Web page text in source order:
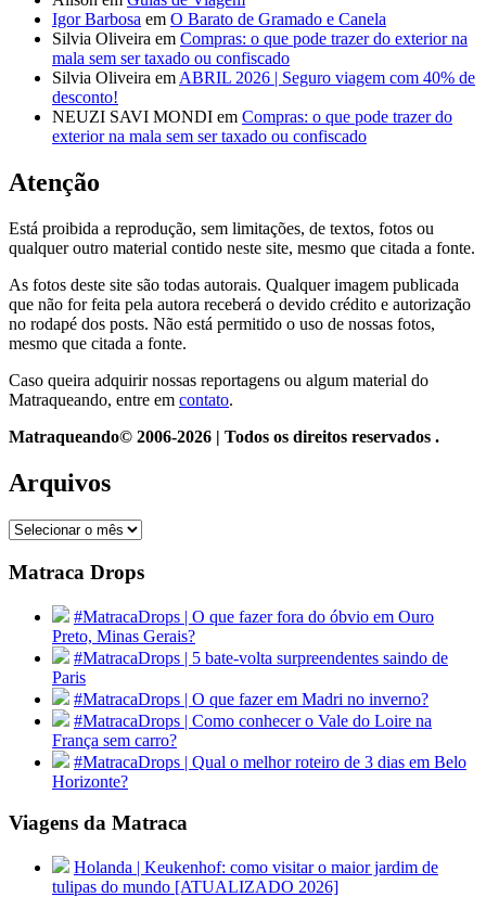
Igor Barbosa em O Barato de Gramado e Canela
Silvia Oliveira em Compras: o que pode trazer do exterior na
mala sem ser taxado ou confiscado
Silvia Oliveira emABRIL 2026 | Seguro viagem com 40% de
desconto!
NEUZI SAVI MONDI em Compras: o que pode trazer do
exterior na mala sem ser taxado ou confiscado
Atenção
Está proibida a reprodução, sem limitações, de textos, fotos ou
qualquer outro material contido neste site, mesmo que citada a fonte.
As fotos deste site são todas autorais. Qualquer imagem publicada
que não for feita pela autora receberá o devido crédito e autorização
no rodapé dos posts. Não está permitido o uso de nossas fotos,
mesmo que citada a fonte.
Caso queira adquirir nossas reportagens ou algum material do
Matraqueando, entre em contato.
Matraqueando© 2006-2026 | Todos os direitos reservados .
Arquivos
Arquivos
Matraca Drops
#MatracaDrops | O que fazer fora do óbvio em Ouro
Preto, Minas Gerais?
#MatracaDrops | 5 bate-volta surpreendentes saindo de
Paris
#MatracaDrops | O que fazer em Madri no inverno?
#MatracaDrops | Como conhecer o Vale do Loire na
França sem carro?
#MatracaDrops | Qual o melhor roteiro de 3 dias em Belo
Horizonte?
Viagens da Matraca
Holanda | Keukenhof: como visitar o maior jardim de
tulipas do mundo [ATUALIZADO 2026]